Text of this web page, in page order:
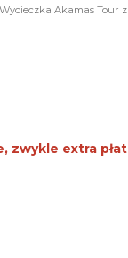
Wycieczka Akamas Tour
extra